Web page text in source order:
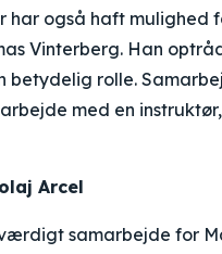
har også haft
Vinterberg. Han
betydelig rolle.
med en
Arcel
samarbejde for